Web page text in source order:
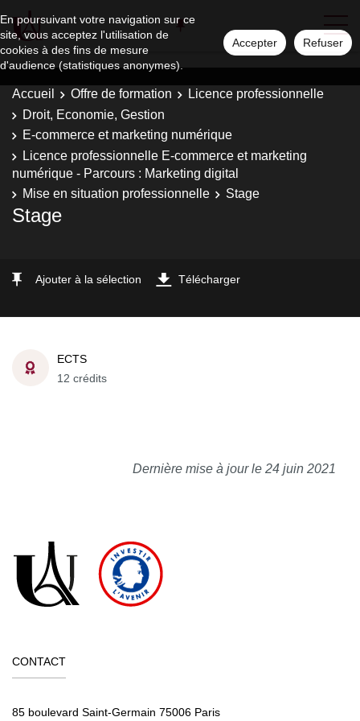
En poursuivant votre navigation sur ce
site, vous acceptez l'utilisation de
cookies à des fins de mesure
d'audience (statistiques anonymes).
Accepter Refuser
Accueil Offre de formation
Licence professionnelle
Droit, Economie, Gestion
E-commerce et marketing numérique
Licence professionnelle E-commerce et marketing
numérique - Parcours : Marketing digital
Mise en situation professionnelle
Stage
Stage
Ajouter à la sélection Télécharger
ECTS
12 crédits
Dernière mise à jour le 24 juin 2021
CONTACT
85 boulevard Saint-Germain 75006 Paris